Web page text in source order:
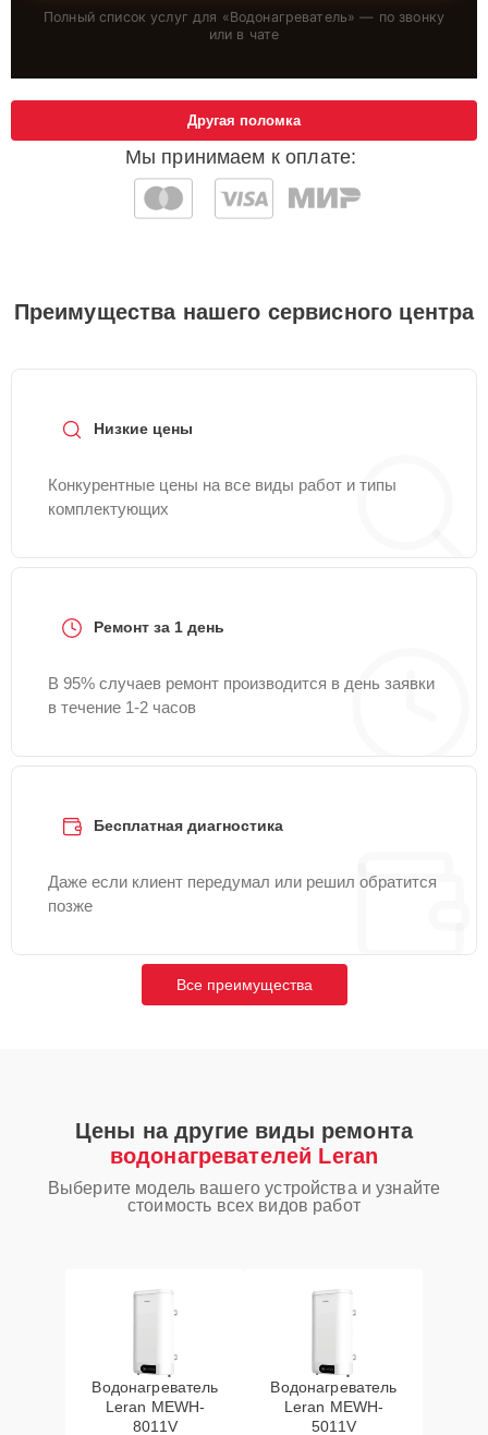
Полный список услуг для «Водонагреватель» — по звонку
или в чате
Мы принимаем к оплате:
Другая поломка
Преимущества нашего сервисного центра
Низкие цены
Конкурентные цены на все виды работ и типы
комплектующих
Ремонт за 1 день
В 95% случаев ремонт производится в день заявки
в течение 1-2 часов
Бесплатная диагностика
Даже если клиент передумал или решил обратится
позже
Все преимущества
Цены на другие виды ремонта
водонагревателей Leran
Выберите модель вашего устройства и узнайте
стоимость всех видов работ
Водонагреватель
Leran MEWH-
8011V
Водонагреватель
Leran MEWH-
5011V